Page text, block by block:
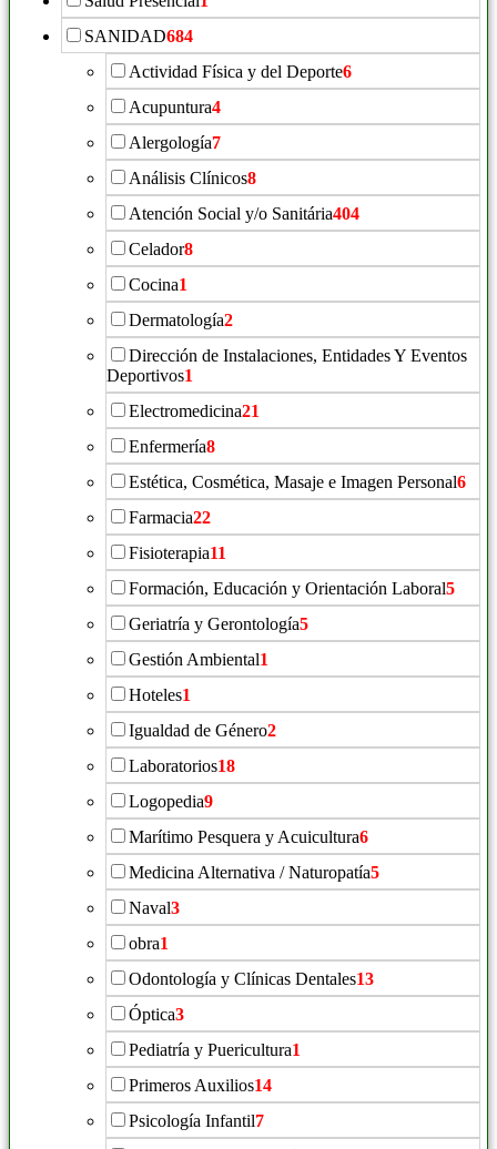
SANIDAD684
Actividad Física y del Deporte6
Acupuntura4
Alergología7
Análisis Clínicos8
Atención Social y/o Sanitária404
Celador8
Cocina1
Dermatología2
Dirección de Instalaciones, Entidades Y Eventos
Deportivos1
Electromedicina21
Enfermería8
Estética, Cosmética, Masaje e Imagen Personal6
Farmacia22
Fisioterapia11
Formación, Educación y Orientación Laboral5
Geriatría y Gerontología5
Gestión Ambiental1
Hoteles1
Igualdad de Género2
Laboratorios18
Logopedia9
Marítimo Pesquera y Acuicultura6
Medicina Alternativa / Naturopatía5
Naval3
obra1
Odontología y Clínicas Dentales13
Óptica3
Pediatría y Puericultura1
Primeros Auxilios14
Psicología Infantil7